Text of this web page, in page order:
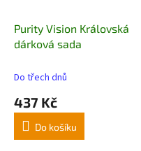
Purity Vision Královská
dárková sada
Do třech dnů
437 Kč
Do košíku